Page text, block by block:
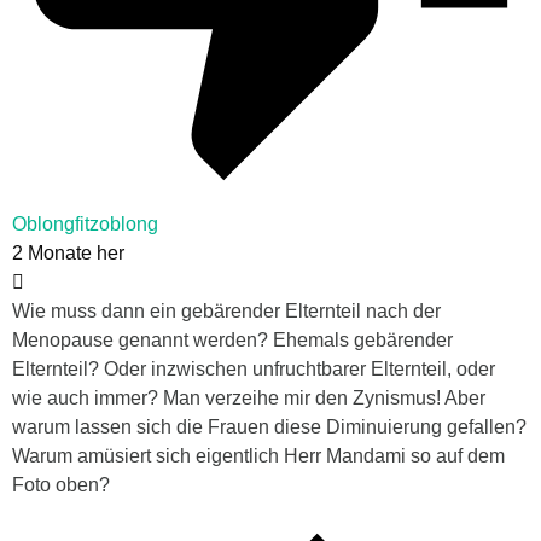
Oblongfitzoblong
2 Monate her
Wie muss dann ein gebärender Elternteil nach der
Menopause genannt werden? Ehemals gebärender
Elternteil? Oder inzwischen unfruchtbarer Elternteil, oder
wie auch immer? Man verzeihe mir den Zynismus! Aber
warum lassen sich die Frauen diese Diminuierung gefallen?
Warum amüsiert sich eigentlich Herr Mandami so auf dem
Foto oben?